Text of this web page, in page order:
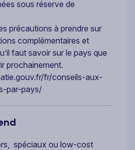
sous réserve de
précautions à prendre sur
complémentaires et
faut savoir sur le pays que
prochainement.
fr/conseils-aux-
par-pays/
spéciaux ou low-cost